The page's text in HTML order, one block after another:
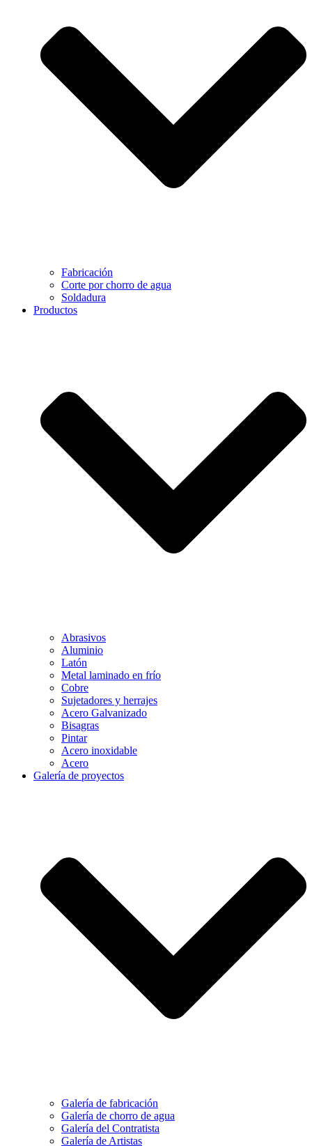
Fabricación
Corte por chorro de agua
Soldadura
Productos
Abrasivos
Aluminio
Latón
Metal laminado en frío
Cobre
Sujetadores y herrajes
Acero Galvanizado
Bisagras
Pintar
Acero inoxidable
Acero
Galería de proyectos
Galería de fabricación
Galería de chorro de agua
Galería del Contratista
Galería de Artistas